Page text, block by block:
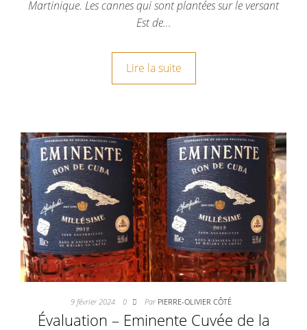
Martinique. Les cannes qui sont plantées sur le versant
Est de…
Lire la suite
9 février 2024 0 Par PIERRE-OLIVIER CÔTÉ
Évaluation – Eminente Cuvée de la